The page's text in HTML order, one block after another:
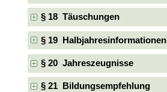
§ 18 Täuschungen
§ 19 Halbjahresinformationen
§ 20 Jahreszeugnisse
§ 21 Bildungsempfehlung